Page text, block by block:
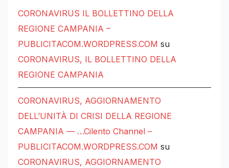
CORONAVIRUS IL BOLLETTINO DELLA
REGIONE CAMPANIA –
PUBLICITACOM.WORDPRESS.COM su
CORONAVIRUS, IL BOLLETTINO DELLA
REGIONE CAMPANIA
CORONAVIRUS, AGGIORNAMENTO
DELL’UNITÀ DI CRISI DELLA REGIONE
CAMPANIA — …Cilento Channel –
PUBLICITACOM.WORDPRESS.COM su
CORONAVIRUS, AGGIORNAMENTO